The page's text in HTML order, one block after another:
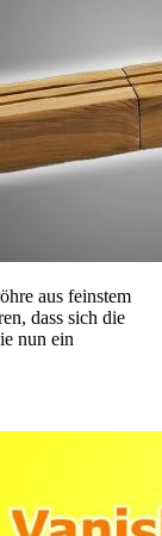
aus feinstem
dass sich die
nun ein